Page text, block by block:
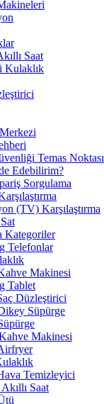
Saat
Kulaklık
Temas Noktası
Edebilirim?
Sorgulama
(TV) Karşılaştırma
Kategoriler
Telefonlar
Makinesi
Tablet
Düzleştirici
Süpürge
Makinesi
Temizleyici
Saat